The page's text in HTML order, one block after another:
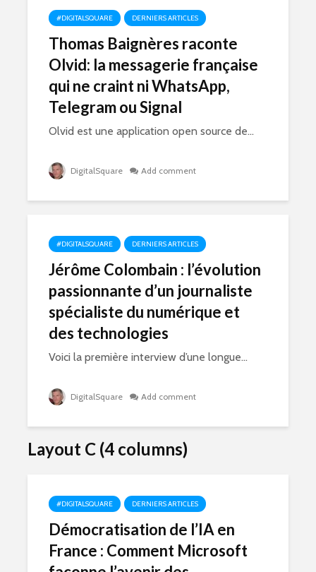
#DIGITALSQUARE DERNIERS ARTICLES
Thomas Baignères raconte
Olvid: la messagerie française
qui ne craint ni WhatsApp,
Telegram ou Signal
Olvid est une application open source de...
DigitalSquare Add comment
#DIGITALSQUARE DERNIERS ARTICLES
Jérôme Colombain : l’évolution
passionnante d’un journaliste
spécialiste du numérique et
des technologies
Voici la première interview d’une longue...
DigitalSquare Add comment
Layout C (4 columns)
#DIGITALSQUARE DERNIERS ARTICLES
Démocratisation de l’IA en
France : Comment Microsoft